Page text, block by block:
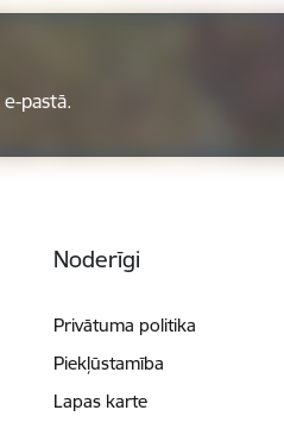
pastā.
Noderīgi
Privātuma politika
Piekļūstamība
Lapas karte